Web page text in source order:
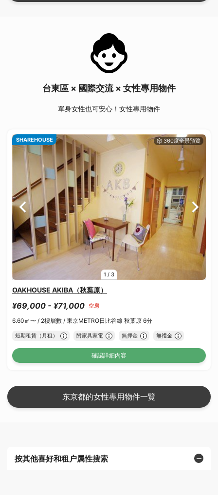
台東區 × 國際交流 × 女性專用物件
單身女性也可安心！女性專用物件
1 / 3
SHAREHOUSE
OAKHOUSE AKIBA（秋葉原）
¥69,000 - ¥71,000 空房
6.60㎡〜 / 2樓層數 / 東京METRO日比谷線 秋葉原 6分
短期租賃（月租） 附家具家電 無押金 無禮金
確認詳細內容
东京都的女性專用物件一覽
按其他喜好和租户属性搜索